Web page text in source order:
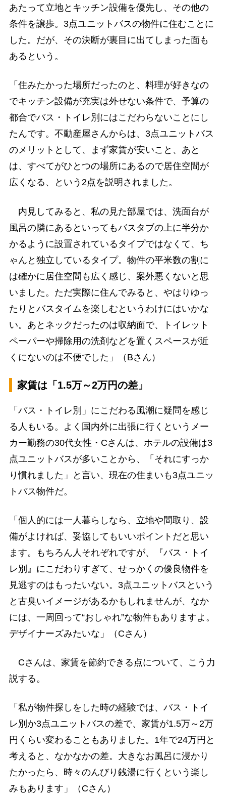
あたって立地とキッチン設備を優先し、その他の
条件を譲歩。3点ユニットバスの物件に住むことに
した。だが、その決断が裏目に出てしまった面も
あるという。
「住みたかった場所だったのと、料理が好きなの
でキッチン設備が充実は外せない条件で、予算の
都合でバス・トイレ別にはこだわらないことにし
たんです。不動産屋さんからは、3点ユニットバス
のメリットとして、まず家賃が安いこと、あと
は、すべてがひとつの場所にあるので居住空間が
広くなる、という2点を説明されました。
内見してみると、私の見た部屋では、洗面台が
風呂の隣にあるといってもバスタブの上に半分か
かるように設置されているタイプではなくて、ち
ゃんと独立しているタイプ。物件の平米数の割に
は確かに居住空間も広く感じ、案外悪くないと思
いました。ただ実際に住んでみると、やはりゆっ
たりとバスタイムを楽しむというわけにはいかな
い。あとネックだったのは収納面で、トイレット
ペーパーや掃除用の洗剤などを置くスペースが近
くにないのは不便でした」（Bさん）
家賃は「1.5万～2万円の差」
「バス・トイレ別」にこだわる風潮に疑問を感じ
る人もいる。よく国内外に出張に行くというメー
カー勤務の30代女性・Cさんは、ホテルの設備は3
点ユニットバスが多いことから、「それにすっか
り慣れました」と言い、現在の住まいも3点ユニッ
トバス物件だ。
「個人的には一人暮らしなら、立地や間取り、設
備がよければ、妥協してもいいポイントだと思い
ます。もちろん人それぞれですが、『バス・トイ
レ別』にこだわりすぎて、せっかくの優良物件を
見逃すのはもったいない。3点ユニットバスという
と古臭いイメージがあるかもしれませんが、なか
には、一周回って“おしゃれ”な物件もありますよ。
デザイナーズみたいな」（Cさん）
Cさんは、家賃を節約できる点について、こう力
説する。
「私が物件探しをした時の経験では、バス・トイ
レ別か3点ユニットバスの差で、家賃が1.5万～2万
円くらい変わることもありました。1年で24万円と
考えると、なかなかの差。大きなお風呂に浸かり
たかったら、時々のんびり銭湯に行くという楽し
みもあります」（Cさん）